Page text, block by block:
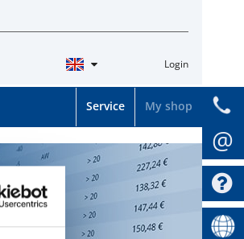
Login
My shop
Service
@